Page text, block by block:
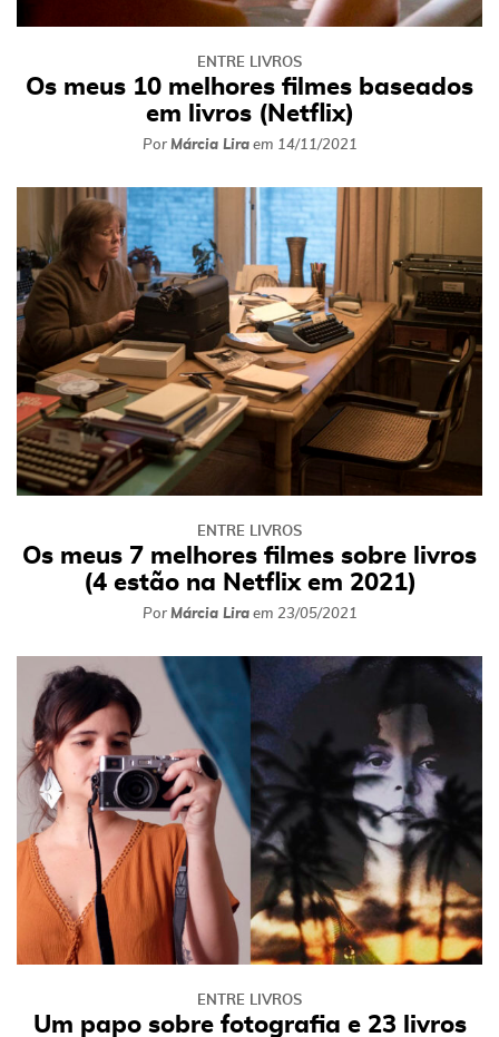
ENTRE LIVROS
Os meus 10 melhores filmes baseados
em livros (Netflix)
Por Márcia Liraem 14/11/2021
ENTRE LIVROS
Os meus 7 melhores filmes sobre livros
(4 estão na Netflix em 2021)
Por Márcia Liraem 23/05/2021
ENTRE LIVROS
Um papo sobre fotografia e 23 livros